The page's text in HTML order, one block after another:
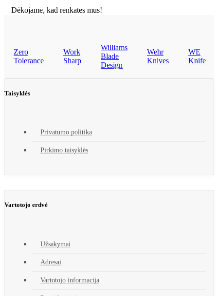
Dėkojame, kad renkates mus!
Zero
Tolerance
Work
Sharp
Williams
Blade
Design
Wehr
Knives
WE
Knife
Taisyklės
Privatumo politika
Pirkimo taisyklės
Vartotojo erdvė
Užsakymai
Adresai
Vartotojo informacija